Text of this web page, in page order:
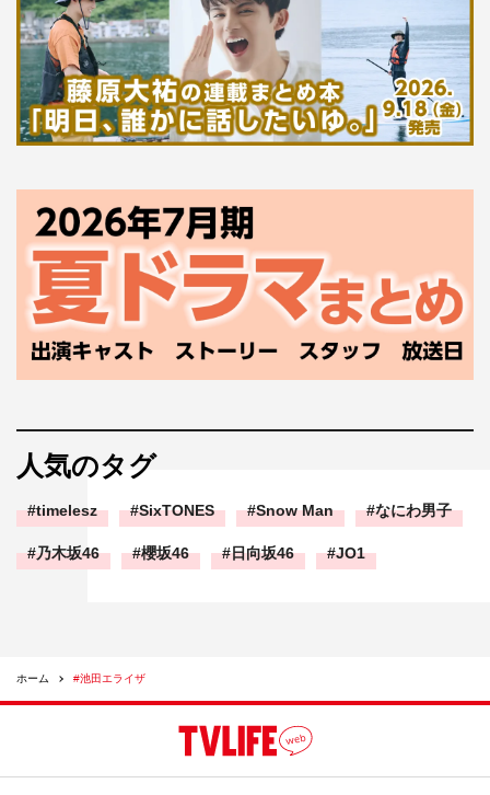
人気のタグ
timelesz SixTONES Snow Man なにわ男子
乃木坂46 櫻坂46 日向坂46 JO1
ホーム #池田エライザ